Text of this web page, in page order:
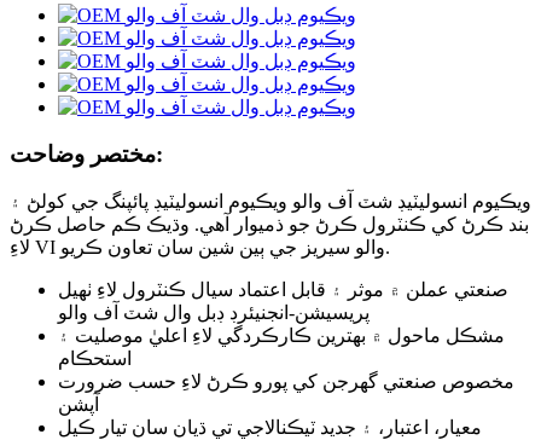
مختصر وضاحت:
ويڪيوم انسوليٽيڊ شٽ آف والو ويڪيوم انسوليٽيڊ پائپنگ جي کولڻ ۽
بند ڪرڻ کي ڪنٽرول ڪرڻ جو ذميوار آهي. وڌيڪ ڪم حاصل ڪرڻ
لاءِ VI والو سيريز جي ٻين شين سان تعاون ڪريو.
صنعتي عملن ۾ موثر ۽ قابل اعتماد سيال ڪنٽرول لاءِ ٺهيل
پريسيشن-انجنيئرڊ ڊبل وال شٽ آف والو
مشڪل ماحول ۾ بهترين ڪارڪردگي لاءِ اعليٰ موصليت ۽
استحڪام
مخصوص صنعتي گهرجن کي پورو ڪرڻ لاءِ حسب ضرورت
آپشن
معيار، اعتبار، ۽ جديد ٽيڪنالاجي تي ڌيان سان تيار ڪيل